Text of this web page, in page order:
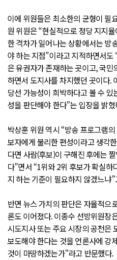
이에 위원들은 최소한의 균형이 필
원 위원은 “현실적으로 정당 지지
한 격차가 일어나는 상황에서는 방
야 하는 지점”이라고 지적하면서
은 유권자가 존재하는 곳이고, 국
하면서 도지사를 차지했던 곳이다.
당선 가능성이 희박하다고 볼 수 있
성을 판단해야 한다”는 입장을 밝혔
박상훈 위원 역시 “방송 프로그램
보자에게 불리한 편성이라고 생각
다면 사람(후보)이 구해진 후에는
다”면서 “1위와 2위 후보가 확실
지 하는 기준이 필요하지 않겠느냐
반면 뉴스 가치의 판단은 자율적으
론도 이어졌다. 이종수 선방위원장
시도지사 또는 주요 시장의 공천은
보도해야 한다는 것을 언론사에 강
것이 마땅하겠는가”라고 반문했다.